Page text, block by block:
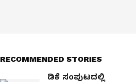
RECOMMENDED STORIES
ಡಿಕೆ ಸಂಪುಟದಲ್ಲಿ